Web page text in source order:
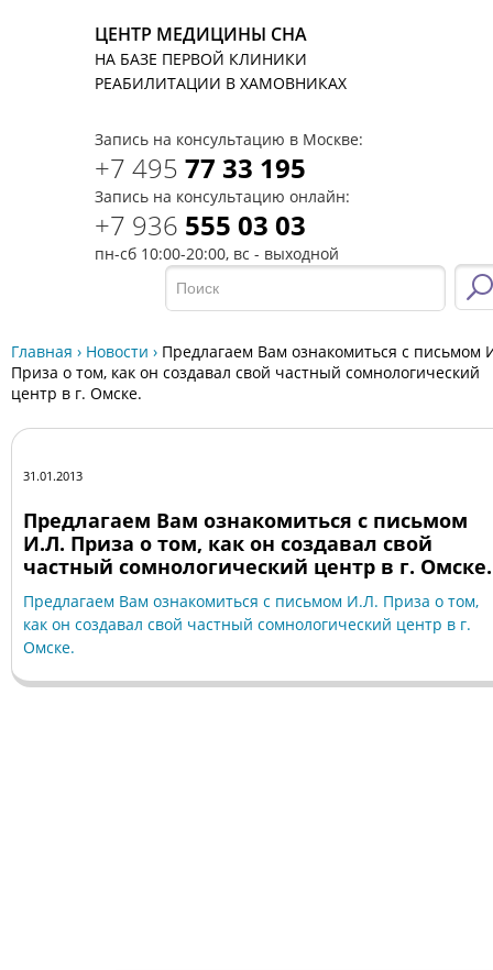
ЦЕНТР МЕДИЦИНЫ СНА
НА БАЗЕ ПЕРВОЙ КЛИНИКИ
РЕАБИЛИТАЦИИ В ХАМОВНИКАХ
Запись на консультацию в Москве:
+7 495 77 33 195
Запись на консультацию онлайн:
+7 936 555 03 03
пн-сб 10:00-20:00, вс - выходной
Главная › Новости › Предлагаем Вам ознакомиться с письмом
Приза о том, как он создавал свой частный сомнологический
центр в г. Омске.
31.01.2013
Предлагаем Вам ознакомиться с письмом
И.Л. Приза о том, как он создавал свой
частный сомнологический центр в г. Омске.
Предлагаем Вам ознакомиться с письмом И.Л. Приза о том,
как он создавал свой частный сомнологический центр в г.
Омске.